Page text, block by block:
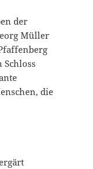
der
Müller
Schloss
die